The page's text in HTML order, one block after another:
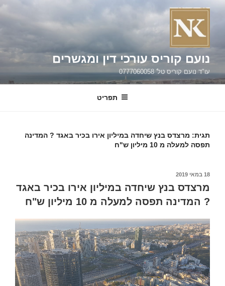
דילוג
נועם קוריס עורכי דין ומגשרים
עו"ד נועם קוריס טל' 0777060058
תפריט
תגית: מרצדס בנץ שיחדה במיליון אירו בכיר באגד ? המדינה
תפסה למעלה מ 10 מיליון ש"ח
פורסם
18 במאי 2019
מרצדס בנץ שיחדה במיליון אירו בכיר באגד
? המדינה תפסה למעלה מ 10 מיליון ש"ח